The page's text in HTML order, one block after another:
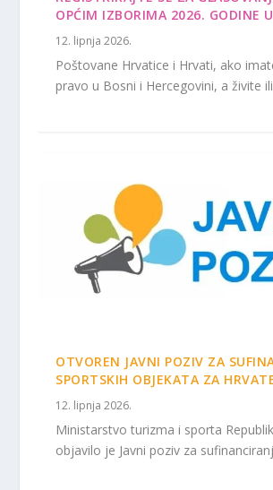
OPĆIM IZBORIMA 2026. GODINE
12. lipnja 2026.
Poštovane Hrvatice i Hrvati, ako
pravo u Bosni i Hercegovini, a živite
OTVOREN JAVNI POZIV ZA
SPORTSKIH OBJEKATA ZA
12. lipnja 2026.
Ministarstvo turizma i sporta
objavilo je Javni poziv za